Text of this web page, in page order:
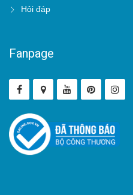
Hỏi đáp
Fanpage